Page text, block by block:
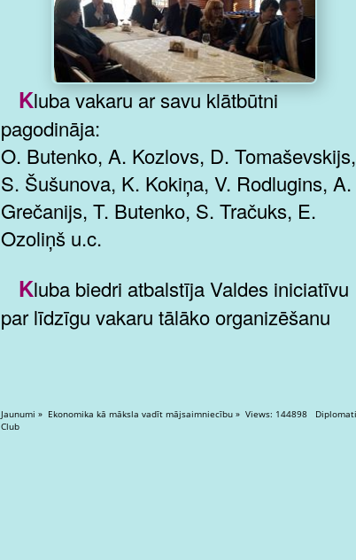
Kluba vakaru ar savu klātbūtni
pagodināja:
O. Butenko, A. Kozlovs, D. Tomaševskijs,
S. Šušunova, K. Kokiņa, V. Rodlugins, A.
Grečanijs, T. Butenko, S. Tračuks, E.
Ozoliņš u.c.
Kluba biedri atbalstīja Valdes iniciatīvu
par līdzīgu vakaru tālāko organizēšanu
Jaunumi » Ekonomika kā māksla vadīt mājsaimniecību » Views: 144898 Diplomatic
Club